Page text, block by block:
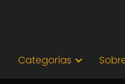
Categorías